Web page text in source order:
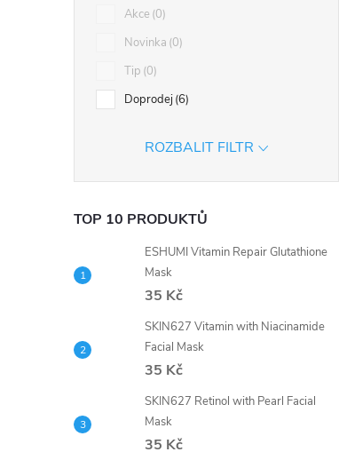
Akce 0
Novinka 0
Tip 0
Doprodej 6
ROZBALIT FILTR
TOP 10 PRODUKTŮ
ESHUMI Vitamin Repair Glutathione
Mask
35 Kč
SKIN627 Vitamin with Niacinamide
Facial Mask
35 Kč
SKIN627 Retinol with Pearl Facial
Mask
35 Kč